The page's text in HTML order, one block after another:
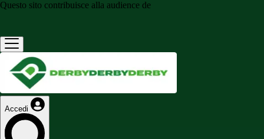
Questo sito contribuisce alla audience de
Accedi